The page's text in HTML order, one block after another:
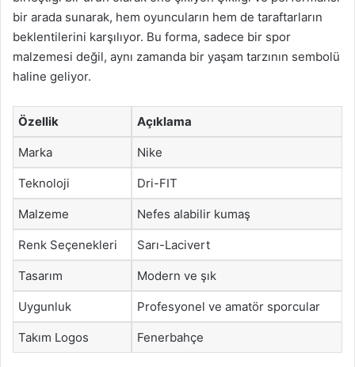
bir arada sunarak, hem oyuncuların hem de taraftarların
beklentilerini karşılıyor. Bu forma, sadece bir spor
malzemesi değil, aynı zamanda bir yaşam tarzının sembolü
haline geliyor.
Özellik Açıklama
Marka Nike
Teknoloji Dri-FIT
Malzeme Nefes alabilir kumaş
Renk Seçenekleri Sarı-Lacivert
Tasarım Modern ve şık
Uygunluk Profesyonel ve amatör sporcular
Takım Logos Fenerbahçe